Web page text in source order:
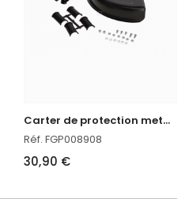
C
arter de protection metal universel pour débroussailleuse
Réf. FGP008908
30,90 €